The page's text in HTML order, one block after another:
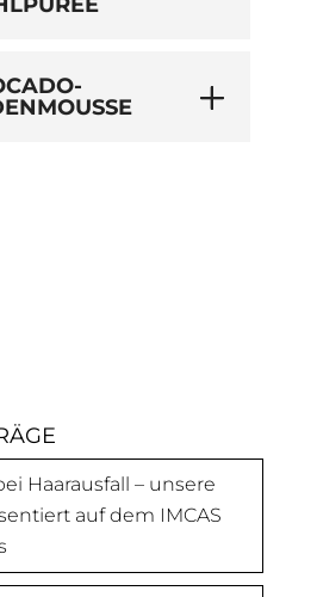
Haarausfall – unsere
auf dem IMCAS